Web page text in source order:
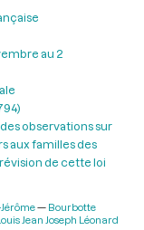
au 2
observations sur
aux familles des
de cette loi
Bourbotte
Jean Joseph Léonard